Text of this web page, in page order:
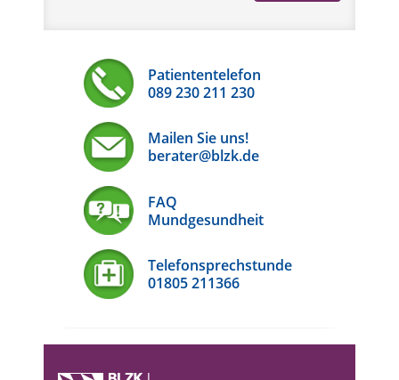
Patiententelefon
089 230 211 230
Mailen Sie uns!
berater@blzk.de
FAQ
Mundgesundheit
Telefonsprechstunde
01805 211366